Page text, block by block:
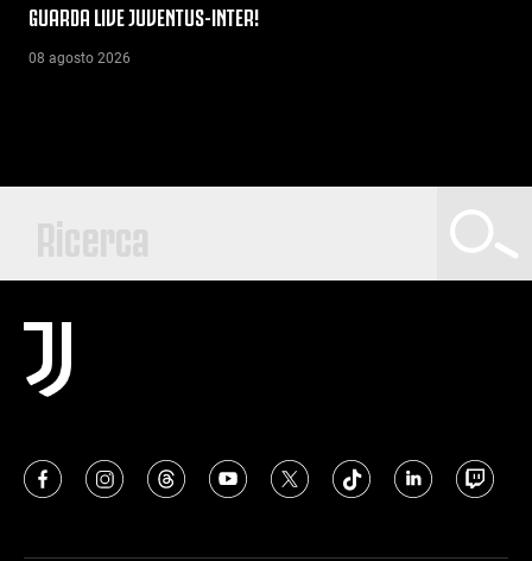
GUARDA LIVE JUVENTUS-INTER!
08 agosto 2026